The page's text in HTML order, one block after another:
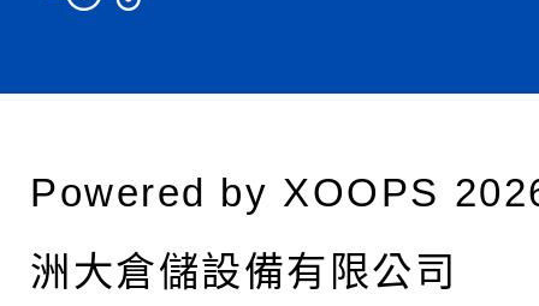
Powered by XOOPS
洲大倉儲設備有限公司